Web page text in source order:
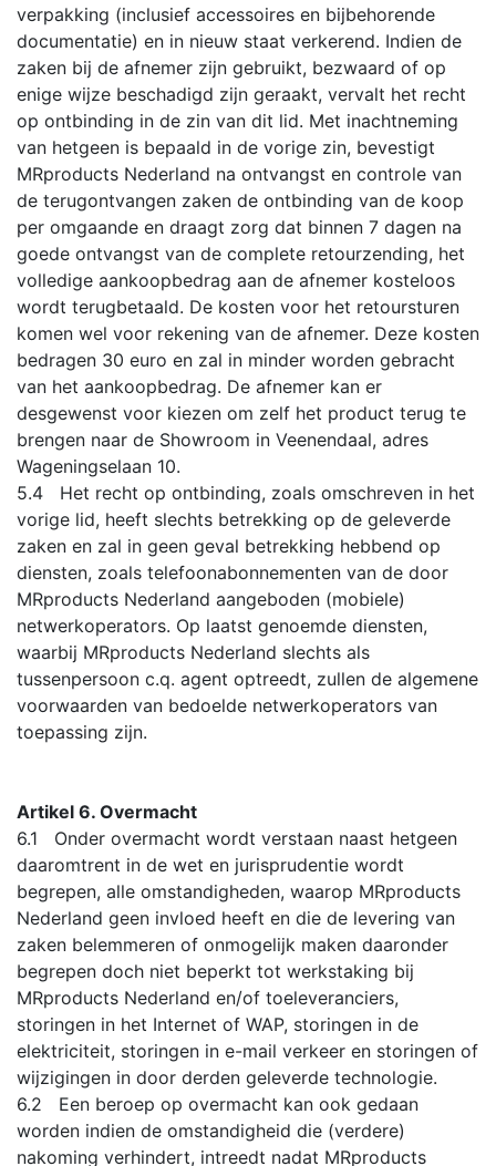
verpakking (inclusief accessoires en bijbehorende
documentatie) en in nieuw staat verkerend. Indien de
zaken bij de afnemer zijn gebruikt, bezwaard of op
enige wijze beschadigd zijn geraakt, vervalt het recht
op ontbinding in de zin van dit lid. Met inachtneming
van hetgeen is bepaald in de vorige zin, bevestigt
MRproducts Nederland na ontvangst en controle van
de terugontvangen zaken de ontbinding van de koop
per omgaande en draagt zorg dat binnen 7 dagen na
goede ontvangst van de complete retourzending, het
volledige aankoopbedrag aan de afnemer kosteloos
wordt terugbetaald. De kosten voor het retoursturen
komen wel voor rekening van de afnemer. Deze kosten
bedragen 30 euro en zal in minder worden gebracht
van het aankoopbedrag. De afnemer kan er
desgewenst voor kiezen om zelf het product terug te
brengen naar de Showroom in Veenendaal, adres
Wageningselaan 10.
5.4 Het recht op ontbinding, zoals omschreven in het
vorige lid, heeft slechts betrekking op de geleverde
zaken en zal in geen geval betrekking hebbend op
diensten, zoals telefoonabonnementen van de door
MRproducts Nederland aangeboden (mobiele)
netwerkoperators. Op laatst genoemde diensten,
waarbij MRproducts Nederland slechts als
tussenpersoon c.q. agent optreedt, zullen de algemene
voorwaarden van bedoelde netwerkoperators van
toepassing zijn.
Artikel 6. Overmacht
6.1 Onder overmacht wordt verstaan naast hetgeen
daaromtrent in de wet en jurisprudentie wordt
begrepen, alle omstandigheden, waarop MRproducts
Nederland geen invloed heeft en die de levering van
zaken belemmeren of onmogelijk maken daaronder
begrepen doch niet beperkt tot werkstaking bij
MRproducts Nederland en/of toeleveranciers,
storingen in het Internet of WAP, storingen in de
elektriciteit, storingen in e-mail verkeer en storingen of
wijzigingen in door derden geleverde technologie.
6.2 Een beroep op overmacht kan ook gedaan
worden indien de omstandigheid die (verdere)
nakoming verhindert, intreedt nadat MRproducts